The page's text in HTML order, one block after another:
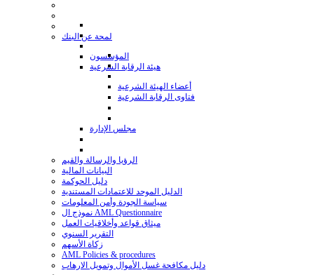
لمحة عن البنك
المؤسسون
هيئة الرقابة الشرعية
أعضاء الهيئة الشرعية
فتاوى الرقابة الشرعية
مجلس الإدارة
الرؤيا والرسالة والقيم
البيانات المالية
دليل الحوكمة
الدليل الموحد للاعتمادات المستندية
سياسة الجودة وأمن المعلومات
نموذج ال AML Questionnaire
ميثاق قواعد وأخلاقيات العمل
التقرير السنوي
زكاة الأسهم
AML Policies & procedures
دليل مكافحة غسل الأموال وتمويل الارهاب